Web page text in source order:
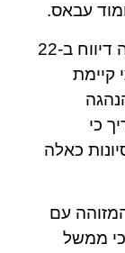
עבאס.
עיתון "אלחיאת" המזוהה עם סעודיה דיווח ב-22
קיימת
כי
כאלה
עם
בדצמבר כי ממשל